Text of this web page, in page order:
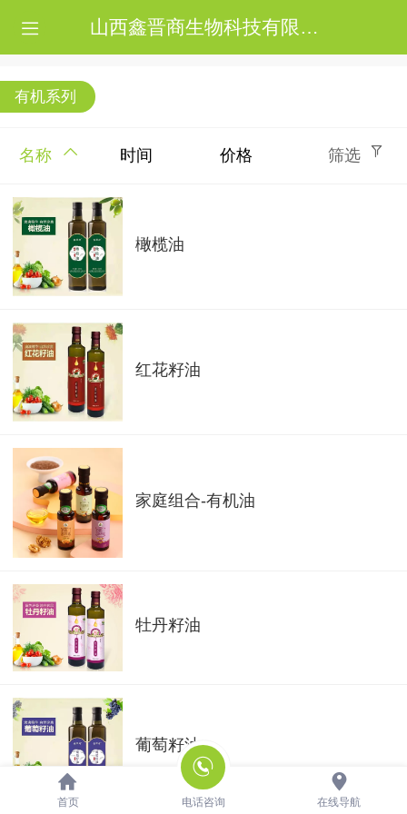
山西鑫晋商生物科技有限公司
有机系列
名称 时间 价格 筛选
橄榄油
红花籽油
家庭组合-有机油
牡丹籽油
葡萄籽油
首页 电话咨询 在线导航